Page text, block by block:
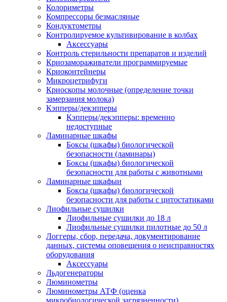
Колориметры
Компрессоры безмасляные
Кондуктометры
Контролируемое культивирование в колбах
Аксессуары
Контроль стерильности препаратов и изделий
Криозамораживатели программируемые
Криоконтейнеры
Микроцетрифуги
Криоскопы молочные (определение точки
замерзания молока)
Кэпперы/декэпперы
Кэпперы/декэпперы: временно
недоступные
Ламинарные шкафы
Боксы (шкафы) биологической
безопасности (ламинары)
Боксы (шкафы) биологической
безопасности для работы с животными
Ламинарные шкафыи
Боксы (шкафы) биологической
безопасности для работы с цитостатиками
Лиофильные сушилки
Лиофильные сушилки до 18 л
Лиофильные сушилки пилотные до 50 л
Логгеры, сбор, передача, документирование
данных, системы оповещения о неисправностях
оборудования
Аксессуары
Льдогенераторы
Люминометры
Люминометры АТФ (оценка
микробиологической загрязненности)